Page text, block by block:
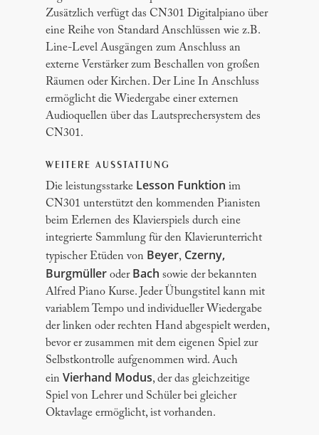
Zusätzlich verfügt das CN301 Digitalpiano über
eine Reihe von Standard Anschlüssen wie z.B.
Line-Level Ausgängen zum Anschluss an
externe Verstärker zum Beschallen von großen
Räumen oder Kirchen. Der Line In Anschluss
ermöglicht die Wiedergabe einer externen
Audioquellen über das Lautsprechersystem des
CN301.
WEITERE AUSSTATTUNG
Die leistungsstarke Lesson Funktion im
CN301 unterstützt den kommenden Pianisten
beim Erlernen des Klavierspiels durch eine
integrierte Sammlung für den Klavierunterricht
typischer Etüden von Beyer, Czerny,
Burgmülleroder Bach sowie der bekannten
Alfred Piano Kurse. Jeder Übungstitel kann mit
variablem Tempo und individueller Wiedergabe
der linken oder rechten Hand abgespielt werden,
bevor er zusammen mit dem eigenen Spiel zur
Selbstkontrolle aufgenommen wird. Auch
einVierhand Modus, der das gleichzeitige
Spiel von Lehrer und Schüler bei gleicher
Oktavlage ermöglicht, ist vorhanden.